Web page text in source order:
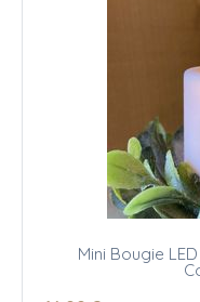
Mini Bougie